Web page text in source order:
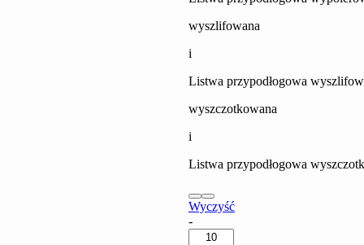
wyszlifowana
i
Listwa przypodłogowa
wyszczotkowana
i
Listwa przypodłogowa
Wyczyść
Labrador
Emerald
-